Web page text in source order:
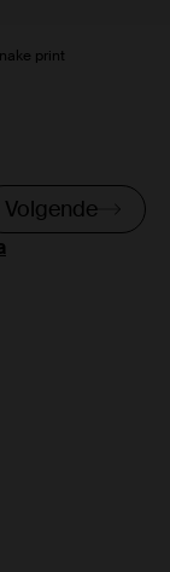
print
Volgende